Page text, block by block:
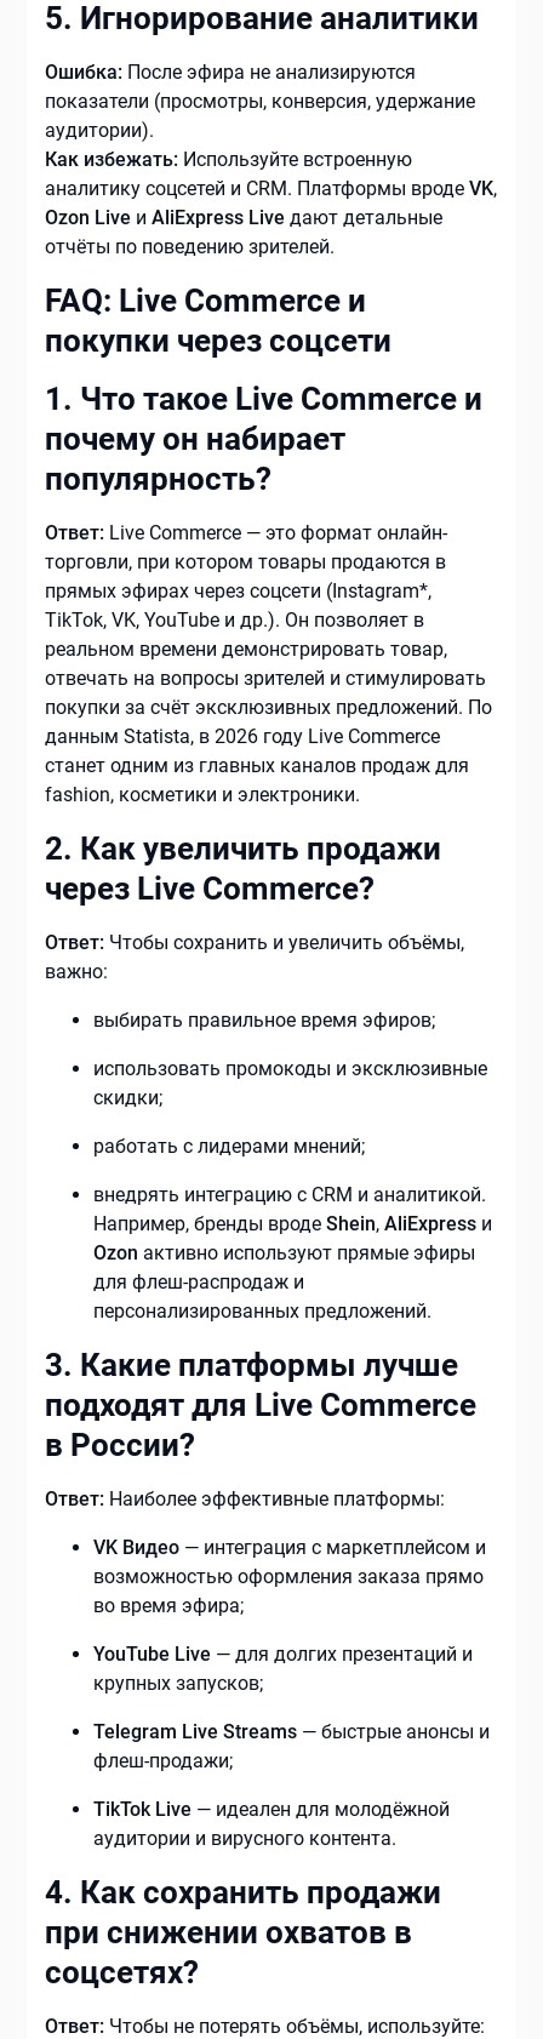
5. Игнорирование аналитики
Ошибка: После эфира не анализируются
показатели (просмотры, конверсия, удержание
аудитории).
Как избежать: Используйте встроенную
аналитику соцсетей и CRM. Платформы вродеVK,
Ozon Live иAliExpress Live дают детальные
отчёты по поведению зрителей.
FAQ: Live Commerce и
покупки через соцсети
1. Что такое Live Commerce и
почему он набирает
популярность?
Ответ: Live Commerce — это формат онлайн-
торговли, при котором товары продаются в
прямых эфирах через соцсети (Instagram*,
TikTok, VK, YouTube и др.). Он позволяет в
реальном времени демонстрировать товар,
отвечать на вопросы зрителей и стимулировать
покупки за счёт эксклюзивных предложений. По
данным Statista, в 2026 году Live Commerce
станет одним из главных каналов продаж для
fashion, косметики и электроники.
2. Как увеличить продажи
через Live Commerce?
Ответ: Чтобы сохранить и увеличить объёмы,
важно:
выбирать правильное время эфиров;
использовать промокоды и эксклюзивные
скидки;
работать с лидерами мнений;
внедрять интеграцию с CRM и аналитикой.
Например, бренды вродеShein,AliExpress и
Ozon активно используют прямые эфиры
для флеш-распродаж и
персонализированных предложений.
3. Какие платформы лучше
подходят для Live Commerce
в России?
Ответ: Наиболее эффективные платформы:
VK Видео — интеграция с маркетплейсом и
возможностью оформления заказа прямо
во время эфира;
YouTube Live — для долгих презентаций и
крупных запусков;
Telegram Live Streams — быстрые анонсы и
флеш-продажи;
TikTok Live — идеален для молодёжной
аудитории и вирусного контента.
4. Как сохранить продажи
при снижении охватов в
соцсетях?
Ответ: Чтобы не потерять объёмы, используйте: